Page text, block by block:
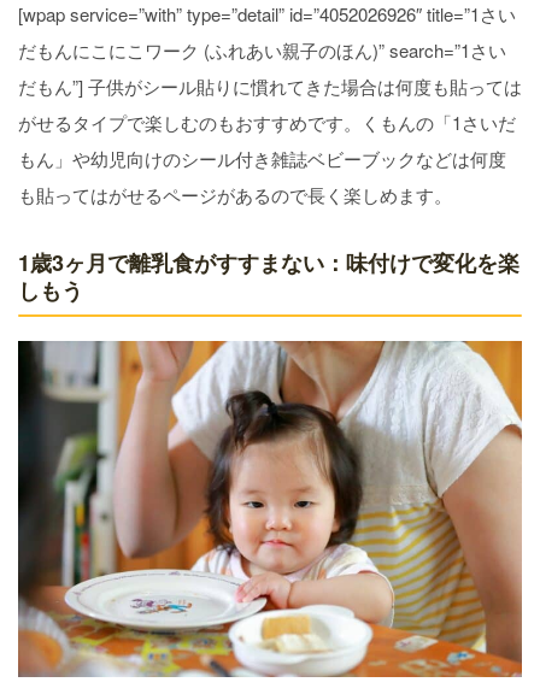
[wpap service=”with” type=”detail” id=”4052026926″ title=”1さい
だもんにこにこワーク (ふれあい親子のほん)” search=”1さい
だもん”] 子供がシール貼りに慣れてきた場合は何度も貼っては
がせるタイプで楽しむのもおすすめです。くもんの「1さいだ
もん」や幼児向けのシール付き雑誌ベビーブックなどは何度
も貼ってはがせるページがあるので長く楽しめます。
1歳3ヶ月で離乳食がすすまない：味付けで変化を楽
しもう